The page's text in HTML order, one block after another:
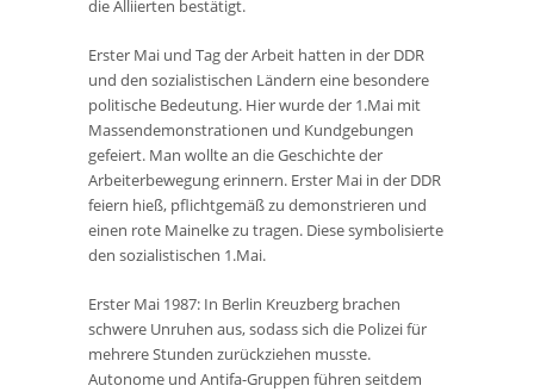
die Alliierten bestätigt.
Erster Mai und Tag der Arbeit hatten in der DDR
und den sozialistischen Ländern eine besondere
politische Bedeutung. Hier wurde der 1.Mai mit
Massendemonstrationen und Kundgebungen
gefeiert. Man wollte an die Geschichte der
Arbeiterbewegung erinnern. Erster Mai in der DDR
feiern hieß, pflichtgemäß zu demonstrieren und
einen rote Mainelke zu tragen. Diese symbolisierte
den sozialistischen 1.Mai.
Erster Mai 1987: In Berlin Kreuzberg brachen
schwere Unruhen aus, sodass sich die Polizei für
mehrere Stunden zurückziehen musste.
Autonome und Antifa-Gruppen führen seitdem